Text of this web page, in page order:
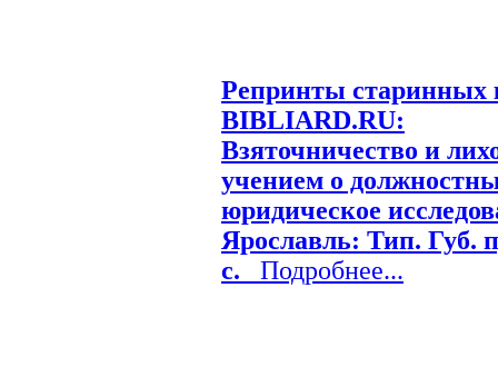
Репринты старинных
BIBLIARD.RU:
Взяточничество и
учением о
юридическое
Ярославль: Тип. Губ.
с. Подробнее...